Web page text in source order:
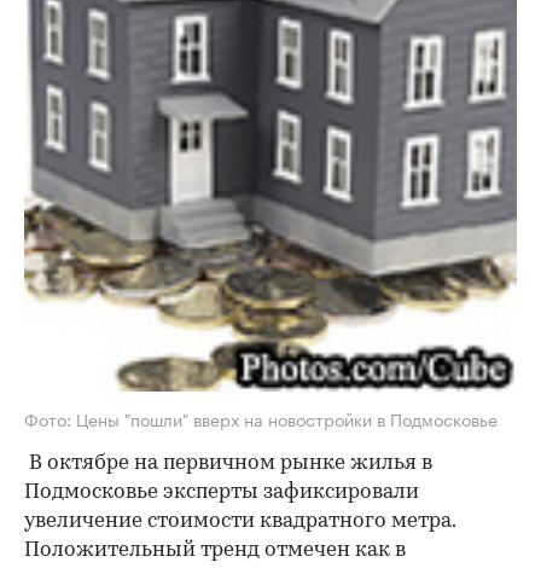
Фото: Цены "пошли" вверх на новостройки в Подмосковье
В октябре на первичном рынке жилья в
Подмосковье эксперты зафиксировали
увеличение стоимости квадратного метра.
Положительный тренд отмечен как в